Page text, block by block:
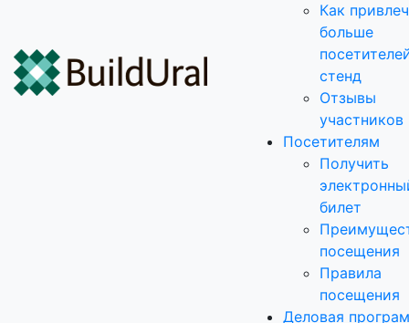
Как
больше
стенд
Отзывы
участников
Посетителям
Получить
билет
посещения
Правила
посещения
Деловая